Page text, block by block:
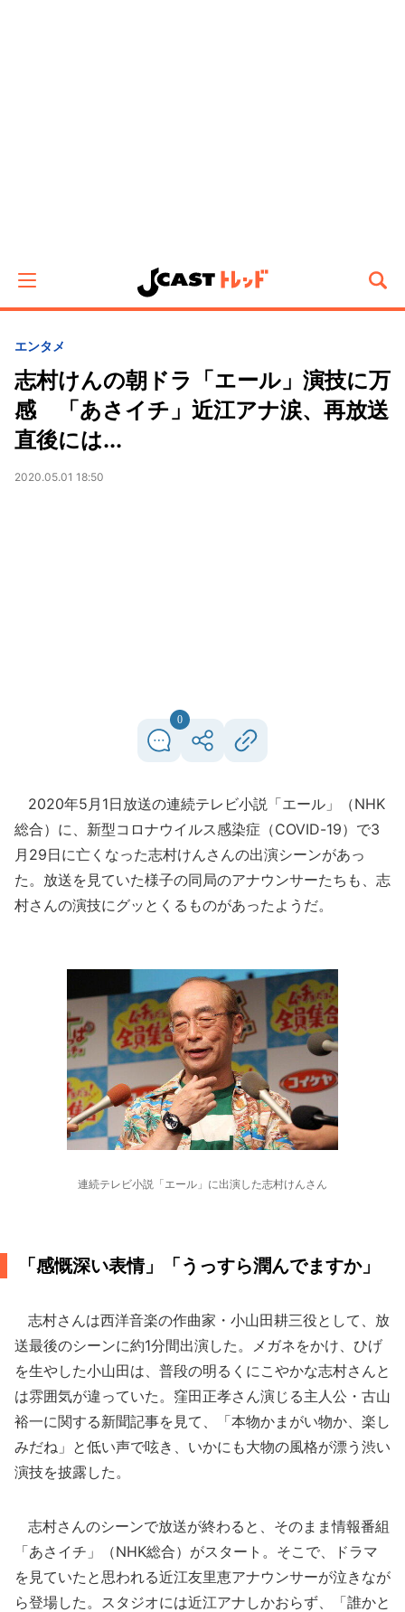
エンタメ
志村けんの朝ドラ「エール」演技に万
感 「あさイチ」近江アナ涙、再放送
直後には...
2020.05.01 18:50
0
2020年5月1日放送の連続テレビ小説「エール」（NHK
総合）に、新型コロナウイルス感染症（COVID-19）で3
月29日に亡くなった志村けんさんの出演シーンがあっ
た。放送を見ていた様子の同局のアナウンサーたちも、志
村さんの演技にグッとくるものがあったようだ。
連続テレビ小説「エール」に出演した志村けんさん
「感慨深い表情」「うっすら潤んでますか」
志村さんは西洋音楽の作曲家・小山田耕三役として、放
送最後のシーンに約1分間出演した。メガネをかけ、ひげ
を生やした小山田は、普段の明るくにこやかな志村さんと
は雰囲気が違っていた。窪田正孝さん演じる主人公・古山
裕一に関する新聞記事を見て、「本物かまがい物か、楽し
みだね」と低い声で呟き、いかにも大物の風格が漂う渋い
演技を披露した。
志村さんのシーンで放送が終わると、そのまま情報番組
「あさイチ」（NHK総合）がスタート。そこで、ドラマ
を見ていたと思われる近江友里恵アナウンサーが泣きなが
ら登場した。スタジオには近江アナしかおらず、「誰かと